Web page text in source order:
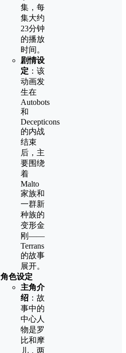
集，每
集大约
23分钟
的播放
时间。
剧情设
定 ：该
动画发
生在
Autobots
和
Decepticons
的内战
结束
后，主
要围绕
着
Malto
家族和
一群新
种族的
变形金
刚——
Terrans
的故事
展开。
角色设定
主角介
绍 ：故
事中的
中心人
物是罗
比和摩
儿，两